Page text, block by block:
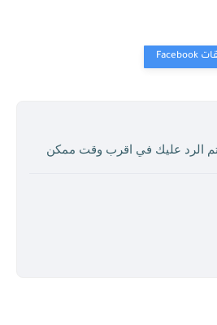
الرد عليك في اقرب وقت ممكن